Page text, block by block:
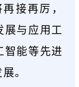
接再厉，
展与应用工
智能等先进
。